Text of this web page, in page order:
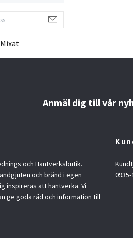
Anmäl dig till vår
och Hantverksbutik.
och bränd i egen
inspireras att hantverka. Vi
ge goda råd och information till
0935-